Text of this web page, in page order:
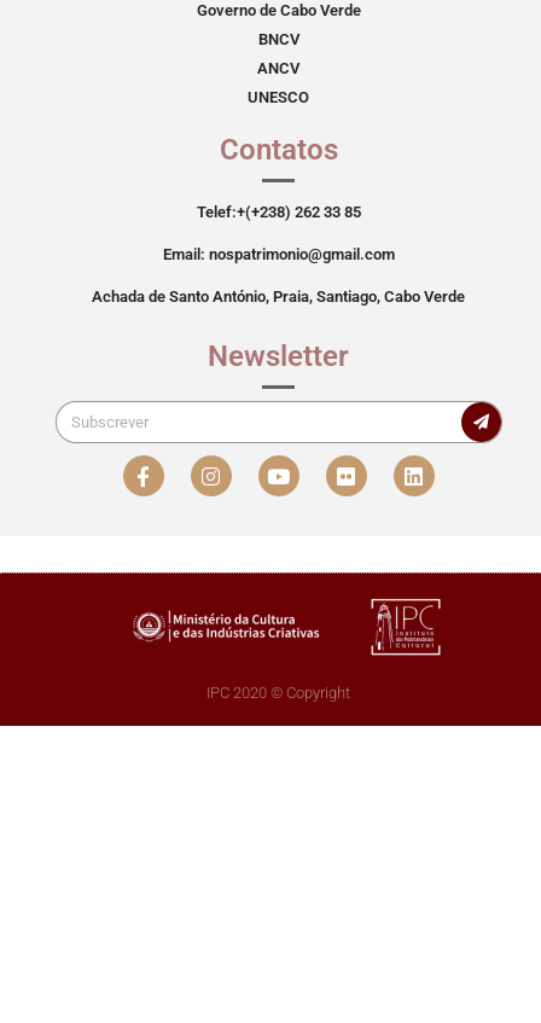
Governo de Cabo Verde
BNCV
ANCV
UNESCO
Contatos
Telef:+(+238) 262 33 85
Email: nospatrimonio@gmail.com
Achada de Santo António, Praia, Santiago, Cabo Verde
Newsletter
IPC 2020 © Copyright